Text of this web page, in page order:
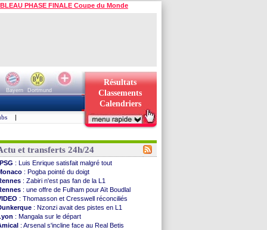
PHASE FINALE Coupe du Monde
Bayern
Dortmund
Résultats
Classements
Calendriers
|
et transferts 24h/24
PSG : Luis Enrique satisfait malgré tout
: Pogba pointé du doigt
: Zabiri n'est pas fan de la L1
: une offre de Fulham pour Aït Boudlal
: Thomasson et Cresswell réconciliés
: Nzonzi avait des pistes en L1
: Mangala sur le départ
: Arsenal s'incline face au Real Betis